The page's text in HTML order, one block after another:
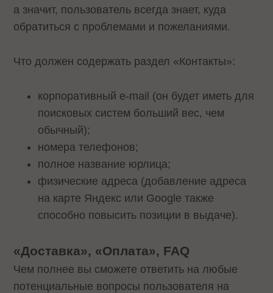
а значит, пользователь всегда знает, куда
обратиться с проблемами и пожеланиями.
Что должен содержать раздел «Контакты»:
корпоративный e-mail (он будет иметь для
поисковых систем больший вес, чем
обычный);
номера телефонов;
полное название юрлица;
физические адреса (добавление адреса
на карте Яндекс или Google также
способно повысить позиции в выдаче).
«Доставка», «Оплата», FAQ
Чем полнее вы сможете ответить на любые
потенциальные вопросы пользователя на